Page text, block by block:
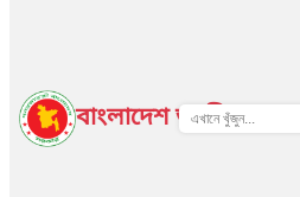
বাংলাদেশ জাতীয় তথ্য